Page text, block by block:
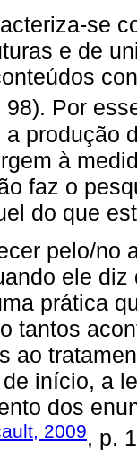
se
e de
98). Por
produção
à
faz o
do que
pelo/no
ele
prática
tantos
ao
de início, a
dos
2009, p.